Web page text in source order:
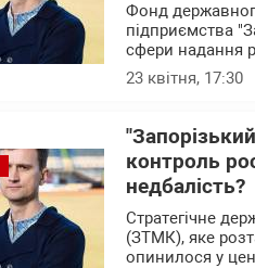
Фонд
підприємства
сфери надання
23 квітня, 17:30
контроль
недбалість?
Стратегічне
(ЗТМК), яке
опинилося у